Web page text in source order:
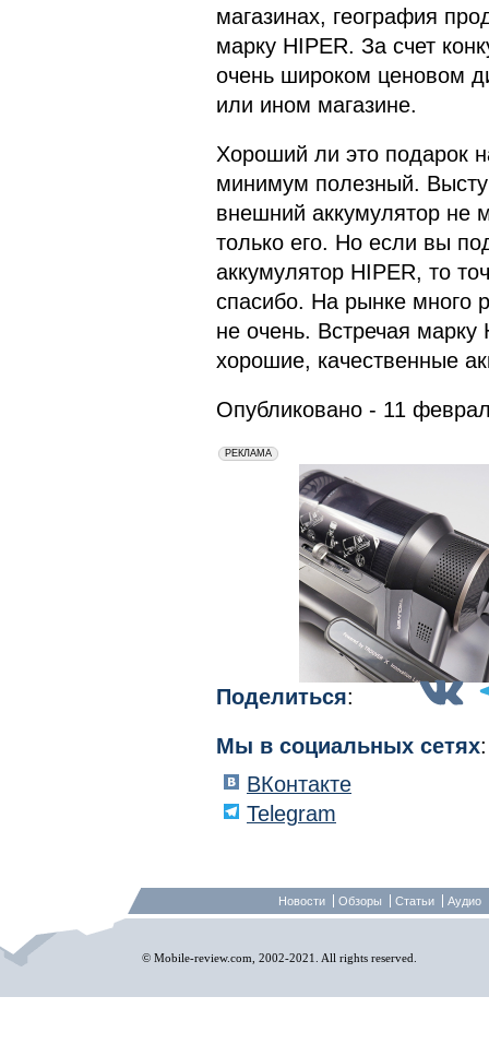
магазинах, география
марку HIPER. За счет
очень широком ценовом
или ином магазине.
Хороший ли это подарок
минимум полезный.
внешний аккумулятор не
только его. Но если вы
аккумулятор HIPER, то
спасибо. На рынке много
не очень. Встречая
хорошие, качественные
Опубликовано - 11
erid: 2VfnxxmNzs5
РЕКЛАМА
Поделиться:
Мы в социальных сетях:
ВКонтакте
Telegram
Новости Обзоры Статьи Аудио
© Mobile-review.com, 2002-2021. All rights reserved.